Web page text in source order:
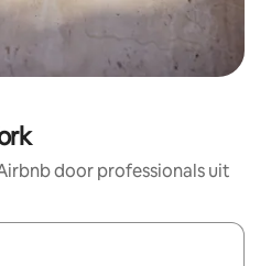
door professionals uit
zijn, maak je een keuze